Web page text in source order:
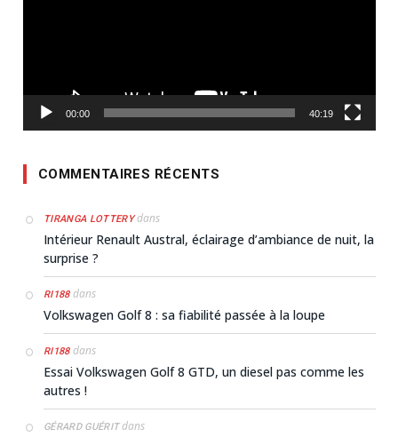
00:00 40:19
COMMENTAIRES RÉCENTS
TIRANGA LOTTERYdans
Intérieur Renault Austral, éclairage d’ambiance de nuit, la
surprise ?
RI188dans
Volkswagen Golf 8 : sa fiabilité passée à la loupe
RI188dans
Essai Volkswagen Golf 8 GTD, un diesel pas comme les
autres !
GÉRARD GUÉRITdans